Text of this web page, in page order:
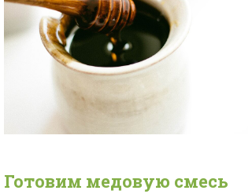
Готовим медовую смесь